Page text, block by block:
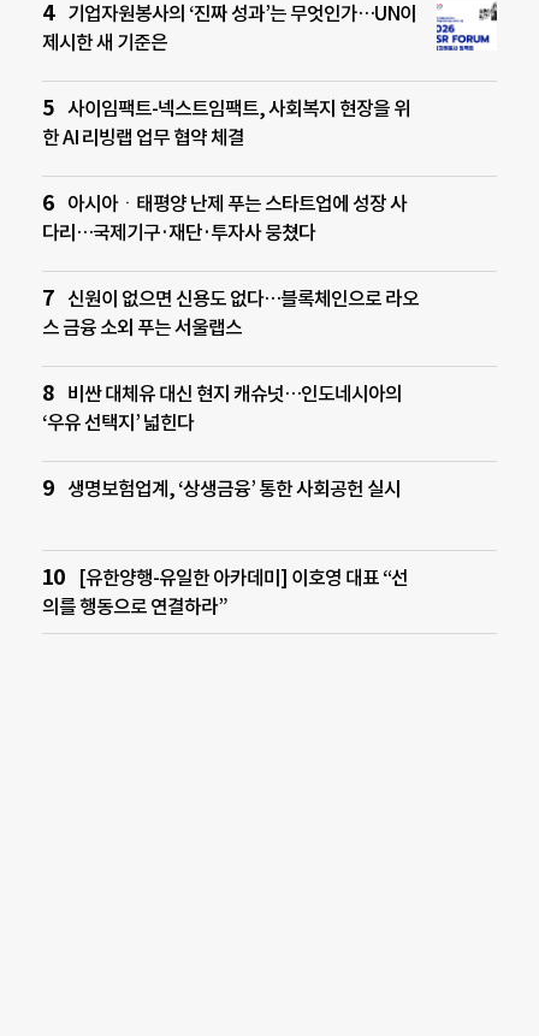
기업자원봉사의 ‘진짜 성과’는 무엇인가…UN이
제시한 새 기준은
사이임팩트-넥스트임팩트, 사회복지 현장을 위
한 AI 리빙랩 업무 협약 체결
아시아ㆍ태평양 난제 푸는 스타트업에 성장 사
다리…국제기구·재단·투자사 뭉쳤다
신원이 없으면 신용도 없다…블록체인으로 라오
스 금융 소외 푸는 서울랩스
비싼 대체유 대신 현지 캐슈넛…인도네시아의
‘우유 선택지’ 넓힌다
생명보험업계, ‘상생금융’ 통한 사회공헌 실시
[유한양행-유일한 아카데미] 이호영 대표 “선
의를 행동으로 연결하라”